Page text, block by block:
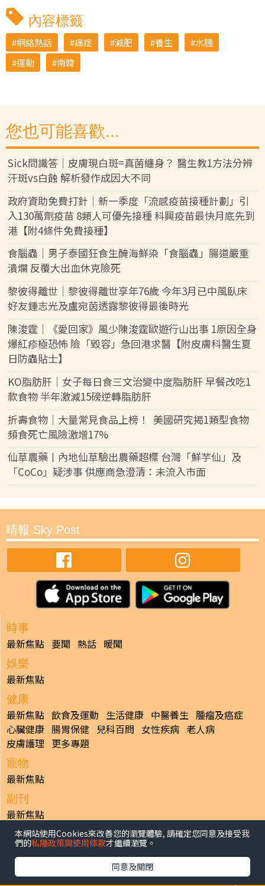
內容標籤
網絡熱話 痛症 減肥 養生
水腫
運動
南韓
您也可能喜歡...
Sick問識答｜皮膚現白斑=真菌纏身？ 醫生教1方法分辨
汗斑vs白蝕 解析發作成因大不同
政府資助免費打針｜新一季度「流感疫苗接種計劃」引
入130萬劑疫苗 8類人可優先接種 科興疫苗最快月底先到
港【附4條件免費接種】
食腦蟲｜男子泰國狂食生醃海鮮染「食腦蟲」腸道嚴重
潰爛 反覆大出血休克險死
黎彼得離世｜黎彼得離世享年76歲 今年3月已中風臥床
好友鍾志光及盧宛茵透露黎彼得最後時光
陳浚霆｜《愛回家》風少陳浚霆歐遊行山出事 1原因全身
爆紅疹極恐怖 險「毀容」急回港求醫【附皮膚科醫生夏
日防蟲貼士】
KO脂肪肝｜女子每日食三文治變中度脂肪肝 早餐改吃1
款食物 半年激減15磅逆轉脂肪肝
折壽食物｜大量常見食品上榜！ 美國研究揭1類型食物
頻食死亡風險激增17%
仙草農藥丨內地仙草驗出農藥超標 台灣「鮮芋仙」及
「CoCo」疑涉事 供應商急澄清：未流入市面
晴報 Sky Post
時事
最新焦點 要聞 熱話 暖聞
娛樂
最新焦點
健康
最新焦點 飲食及運動 生活健康 中醫養生 腫瘤及癌症
心臟健康 腸胃保健 兒科百問 女性疾病 老人病
皮膚護理 更多專題
寵物
最新焦點
副刊
最新焦點
日報
揭頁版 港聞 財經/地產 中國/國際
生活副刊
體育 專題/人物
本網站使用Cookies來改善您的瀏覽體驗, 請確定您同意及接受我
們的私隱政策與使用條款才繼續瀏覽。
同意及關閉